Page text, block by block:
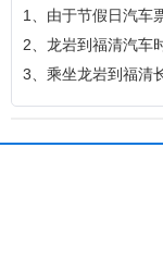
1、由于节假日汽车
2、龙岩到福清汽车
3、乘坐龙岩到福清